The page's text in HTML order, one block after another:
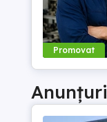
Promovat
Anunțuri